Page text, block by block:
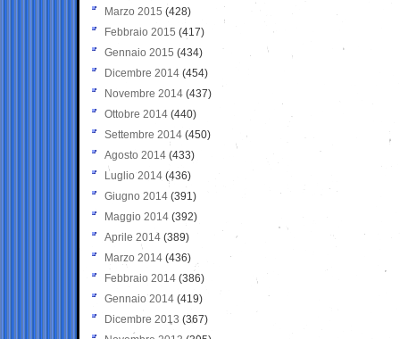
Marzo 2015 (428)
Febbraio 2015 (417)
Gennaio 2015 (434)
Dicembre 2014 (454)
Novembre 2014 (437)
Ottobre 2014 (440)
Settembre 2014 (450)
Agosto 2014 (433)
Luglio 2014 (436)
Giugno 2014 (391)
Maggio 2014 (392)
Aprile 2014 (389)
Marzo 2014 (436)
Febbraio 2014 (386)
Gennaio 2014 (419)
Dicembre 2013 (367)